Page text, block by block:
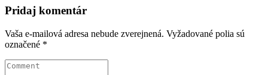
Pridaj komentár
Vaša e-mailová adresa nebude zverejnená. Vyžadované polia sú
označené *